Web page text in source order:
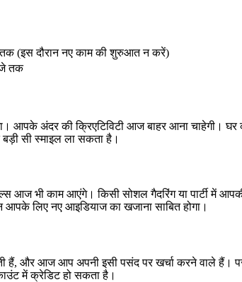
(इस दौरान नए काम की शुरुआत न करें)
तक
आपके अंदर की क्रिएटिविटी आज बाहर आना चाहेगी।
सी स्माइल ला सकता है।
आज भी काम आएंगे। किसी सोशल गैदरिंग या पार्टी में
लिए नए आइडियाज का खजाना साबित होगा।
हैं, और आज आप अपनी इसी पसंद पर खर्चा करने वाले
में क्रेडिट हो सकता है।